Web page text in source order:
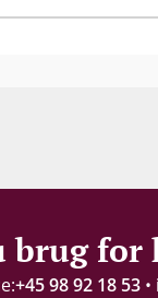
brug for
+45 98 92 18 53 •